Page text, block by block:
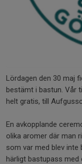
Lördagen den 30 maj
bestämt i bastun. Vår
helt gratis, till
En avkopplande
olika aromer där man
som var med blev
härligt bastupass med